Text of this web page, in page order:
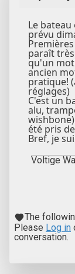
Le
prévu
paraît
qu'un
ancien
pratique!
réglages)
C'est un
alu,
été pris
Bref, je
Voltige
The
Please Log in
conversation.